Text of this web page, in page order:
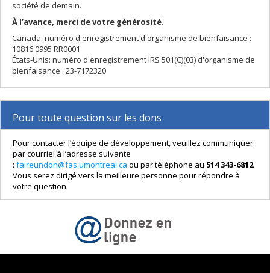
société de demain.
À l’avance, merci de votre générosité.
Canada: numéro d'enregistrement d'organisme de bienfaisance :
10816 0995 RR0001
États-Unis: numéro d'enregistrement IRS 501(C)(03) d'organisme de
bienfaisance : 23-7172320
Pour toute question sur les dons
Pour contacter l’équipe de développement, veuillez communiquer
par courriel à l’adresse suivante
: faireundon@fas.umontreal.ca ou par téléphone au 514 343-6812.
Vous serez dirigé vers la meilleure personne pour répondre à
votre question.